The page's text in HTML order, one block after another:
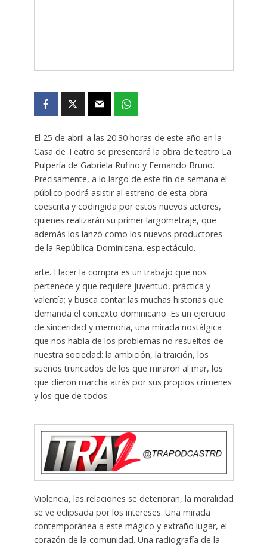
El 25 de abril a las 20.30 horas de este año en la
Casa de Teatro se presentará la obra de teatro La
Pulpería de Gabriela Rufino y Fernando Bruno.
Precisamente, a lo largo de este fin de semana el
público podrá asistir al estreno de esta obra
coescrita y codirigida por estos nuevos actores,
quienes realizarán su primer largometraje, que
además los lanzó como los nuevos productores
de la República Dominicana. espectáculo.
arte. Hacer la compra es un trabajo que nos
pertenece y que requiere juventud, práctica y
valentía; y busca contar las muchas historias que
demanda el contexto dominicano. Es un ejercicio
de sinceridad y memoria, una mirada nostálgica
que nos habla de los problemas no resueltos de
nuestra sociedad: la ambición, la traición, los
sueños truncados de los que miraron al mar, los
que dieron marcha atrás por sus propios crímenes
y los que de todos.
Violencia, las relaciones se deterioran, la moralidad
se ve eclipsada por los intereses. Una mirada
contemporánea a este mágico y extraño lugar, el
corazón de la comunidad. Una radiografía de la